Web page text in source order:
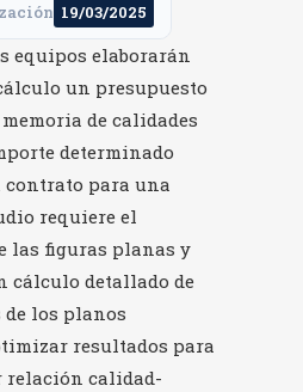
19/03/2025
equipos elaborarán
un presupuesto
de calidades
determinado
contrato para una
requiere el
las figuras planas y
cálculo detallado de
de los planos
resultados para
relación calidad-